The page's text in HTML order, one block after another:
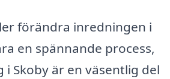
förändra inredningen i
en spännande process,
Skoby är en väsentlig del